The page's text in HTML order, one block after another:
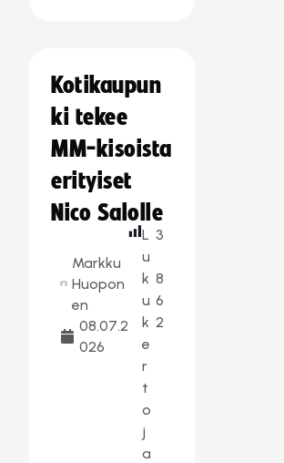
Kotikaupun
ki tekee
MM-kisoista
erityiset
Nico Salolle
Markku
Huopon
en
08.07.2
026
L
u
k
u
k
e
r
t
o
j
a
3
8
6
2